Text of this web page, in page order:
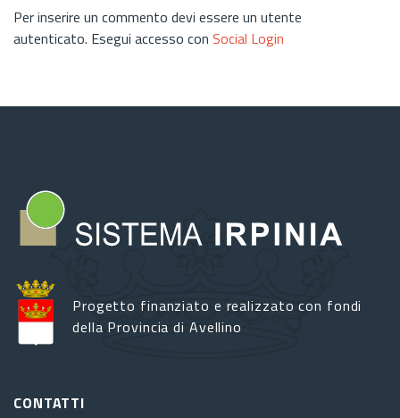
Per inserire un commento devi essere un utente
autenticato. Esegui accesso con Social Login
Progetto finanziato e realizzato con fondi
della Provincia di Avellino
CONTATTI